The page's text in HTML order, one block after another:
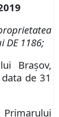
DE 1186;
Brașov,
de 31